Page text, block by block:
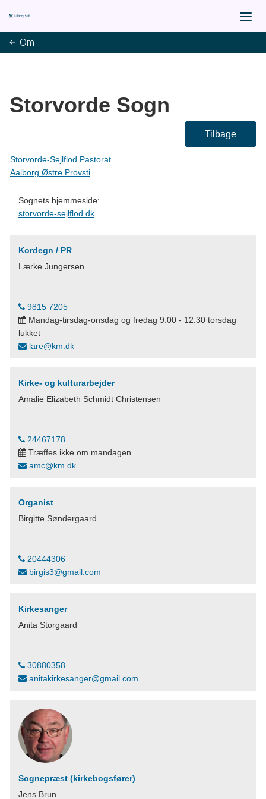
Om
Storvorde Sogn
Tilbage
Storvorde-Sejlflod Pastorat
Aalborg Østre Provsti
Sognets hjemmeside:
storvorde-sejlflod.dk
Kordegn / PR
Lærke Jungersen
9815 7205
Mandag-tirsdag-onsdag og fredag 9.00 - 12.30 torsdag
lukket
lare@km.dk
Kirke- og kulturarbejder
Amalie Elizabeth Schmidt Christensen
24467178
Træffes ikke om mandagen.
amc@km.dk
Organist
Birgitte Søndergaard
20444306
birgis3@gmail.com
Kirkesanger
Anita Storgaard
30880358
anitakirkesanger@gmail.com
Sognepræst (kirkebogsfører)
Jens Brun